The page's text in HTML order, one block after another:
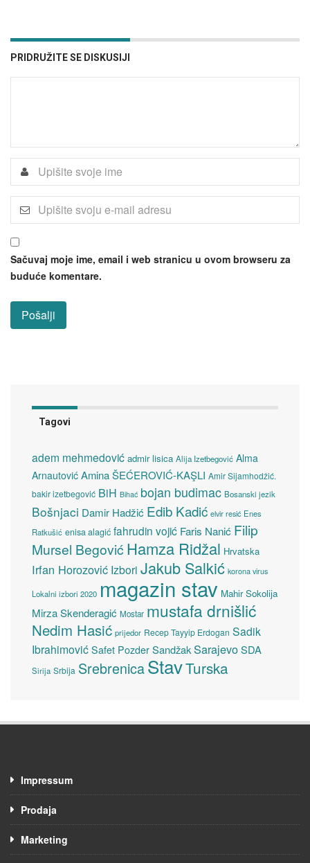
PRIDRUŽITE SE DISKUSIJI
Sačuvaj moje ime, email i web stranicu u ovom browseru za
buduće komentare.
Tagovi
adem mehmedović admir lisica Alija Izetbegović Alma
Arnautović Amina ŠEĆEROVIĆ-KAŞLI Amir Sijamhodžić.
bakir izetbegović BiH Bihać bojan budimac Bosanski jezik
Bošnjaci Damir Hadžić Edib Kadić elvir resić Enes
Ratkušić enisa alagić fahrudin vojić Faris Nanić Filip
Mursel Begović Hamza Ridžal Hrvatska
Irfan Horozović Izbori Jakub Salkić korona virus
Lokalni izbori 2020 magazin stav Mahir Sokolija
Mirza Skenderagić Mostar mustafa drnišlić
Nedim Hasić prijedor Recep Tayyip Erdogan Sadik
Ibrahimović Safet Pozder SandžakSarajevoSDA
Sirija Srbija SrebrenicaStavTurska
Impressum
Prodaja
Marketing